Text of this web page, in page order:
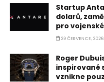
Startup
dolarů,
pro
29 ČERVENCE, 2026
Roger
inspirované
vznikne